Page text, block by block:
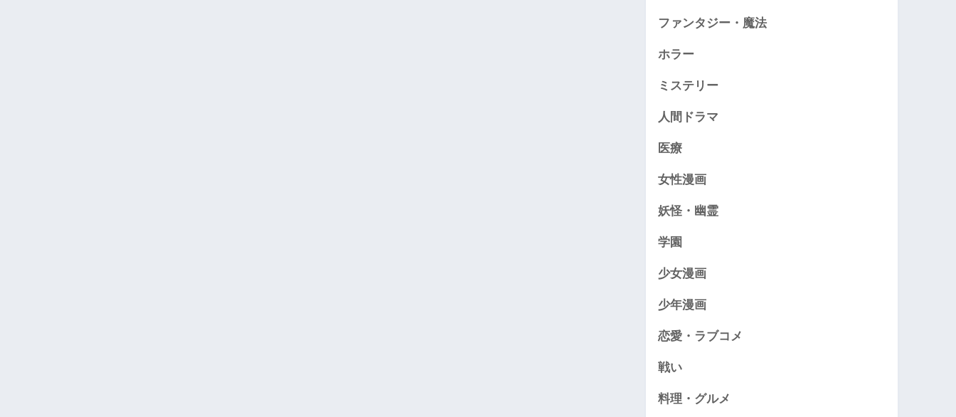
ファンタジー・魔法
ホラー
ミステリー
人間ドラマ
医療
女性漫画
妖怪・幽霊
学園
少女漫画
少年漫画
恋愛・ラブコメ
戦い
料理・グルメ